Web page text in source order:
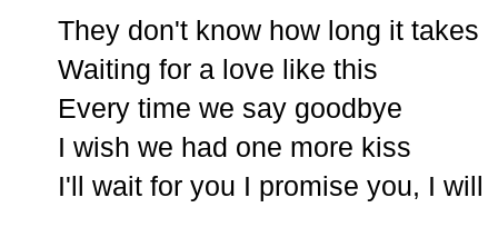
They don't know how long it takes
Waiting for a love like this
Every time we say goodbye
I wish we had one more kiss
I'll wait for you I promise you, I will